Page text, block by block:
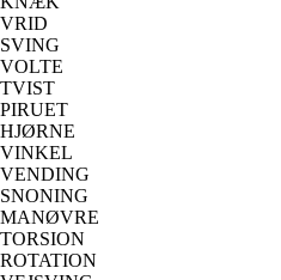
VRID
SVING
VOLTE
TVIST
PIRUET
HJØRNE
VINKEL
VENDING
SNONING
MANØVRE
TORSION
ROTATION